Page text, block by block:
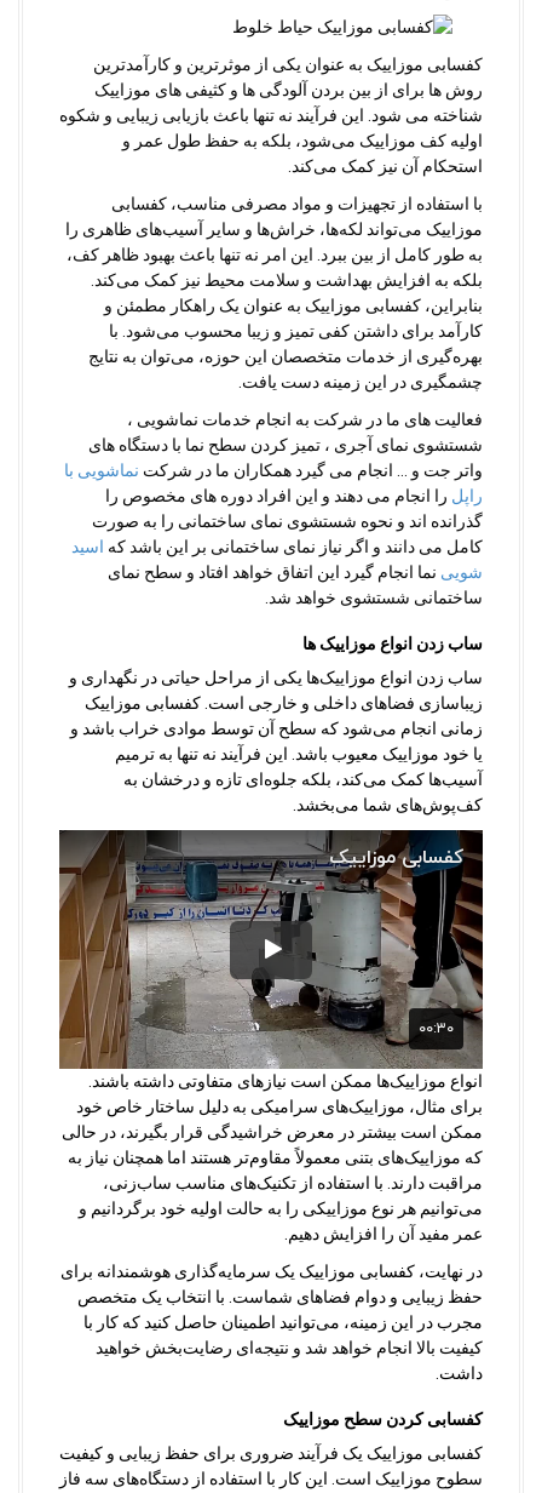
کفسابی موزاییک به عنوان یکی از موثرترین و کارآمدترین
روش ها برای از بین بردن آلودگی ها و کثیفی های موزاییک
شناخته می شود. این فرآیند نه تنها باعث بازیابی زیبایی و شکوه
اولیه کف موزاییک می‌شود، بلکه به حفظ طول عمر و
استحکام آن نیز کمک می‌کند.
با استفاده از تجهیزات و مواد مصرفی مناسب، کفسابی
موزاییک می‌تواند لکه‌ها، خراش‌ها و سایر آسیب‌های ظاهری را
به طور کامل از بین ببرد. این امر نه تنها باعث بهبود ظاهر کف،
بلکه به افزایش بهداشت و سلامت محیط نیز کمک می‌کند.
بنابراین، کفسابی موزاییک به عنوان یک راهکار مطمئن و
کارآمد برای داشتن کفی تمیز و زیبا محسوب می‌شود. با
بهره‌گیری از خدمات متخصصان این حوزه، می‌توان به نتایج
چشمگیری در این زمینه دست یافت.
فعالیت های ما در شرکت به انجام خدمات نماشویی ،
شستشوی نمای آجری ، تمیز کردن سطح نما با دستگاه های
واتر جت و … انجام می گیرد همکاران ما در شرکت نماشویی با
راپل را انجام می دهند و این افراد دوره های مخصوص را
گذرانده اند و نحوه شستشوی نمای ساختمانی را به صورت
کامل می دانند و اگر نیاز نمای ساختمانی بر این باشد که اسید
شویی نما انجام گیرد این اتفاق خواهد افتاد و سطح نمای
ساختمانی شستشوی خواهد شد.
ساب زدن انواع موزاییک ها
ساب زدن انواع موزاییک‌ها یکی از مراحل حیاتی در نگهداری و
زیباسازی فضاهای داخلی و خارجی است. کفسابی موزاییک
زمانی انجام می‌شود که سطح آن توسط موادی خراب باشد و
یا خود موزاییک معیوب باشد. این فرآیند نه تنها به ترمیم
آسیب‌ها کمک می‌کند، بلکه جلوه‌ای تازه و درخشان به
کف‌پوش‌های شما می‌بخشد.
انواع موزاییک‌ها ممکن است نیازهای متفاوتی داشته باشند.
برای مثال، موزاییک‌های سرامیکی به دلیل ساختار خاص خود
ممکن است بیشتر در معرض خراشیدگی قرار بگیرند، در حالی
که موزاییک‌های بتنی معمولاً مقاوم‌تر هستند اما همچنان نیاز به
مراقبت دارند. با استفاده از تکنیک‌های مناسب ساب‌زنی،
می‌توانیم هر نوع موزاییکی را به حالت اولیه خود برگردانیم و
عمر مفید آن را افزایش دهیم.
در نهایت، کفسابی موزاییک یک سرمایه‌گذاری هوشمندانه برای
حفظ زیبایی و دوام فضاهای شماست. با انتخاب یک متخصص
مجرب در این زمینه، می‌توانید اطمینان حاصل کنید که کار با
کیفیت بالا انجام خواهد شد و نتیجه‌ای رضایت‌بخش خواهید
داشت.
کفسابی کردن سطح موزاییک
کفسابی موزاییک یک فرآیند ضروری برای حفظ زیبایی و کیفیت
سطوح موزاییک است. این کار با استفاده از دستگاه‌های سه فاز